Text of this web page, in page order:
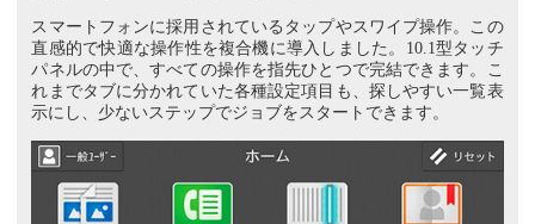
スマートフォンに採用されているタップやスワイプ操作。この
直感的で快適な操作性を複合機に導入しました。10.1型タッチ
パネルの中で、すべての操作を指先ひとつで完結できます。こ
れまでタブに分かれていた各種設定項目も、探しやすい一覧表
示にし、少ないステップでジョブをスタートできます。